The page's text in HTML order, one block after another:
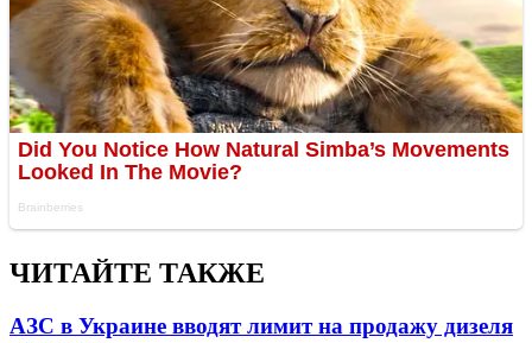
ЧИТАЙТЕ ТАКЖЕ
АЗС в Украине вводят лимит на продажу дизеля